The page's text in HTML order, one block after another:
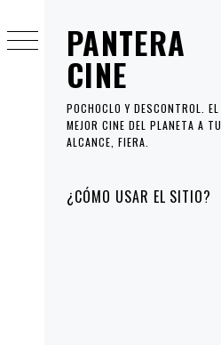
PANTERA
CINE
POCHOCLO Y DESCONTROL. EL
MEJOR CINE DEL PLANETA A TU
ALCANCE, FIERA.
principal
¿CÓMO USAR EL SITIO?
al
contenido